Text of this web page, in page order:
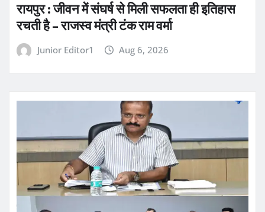
रायपुर : जीवन में संघर्ष से मिली सफलता ही इतिहास
रचती है – राजस्व मंत्री टंक राम वर्मा
Junior Editor1 Aug 6, 2026